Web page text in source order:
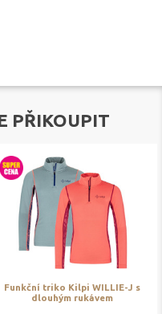
PŘIKOUPIT
Funkční triko Kilpi WILLIE-J s
dlouhým rukávem